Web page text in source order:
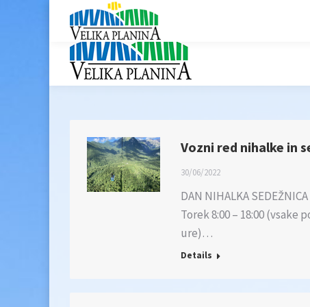
Vozni red nihalke in
30/06/2022
DAN NIHALKA
Torek 8:00 – 18:00 (vsake
ure)…
Details